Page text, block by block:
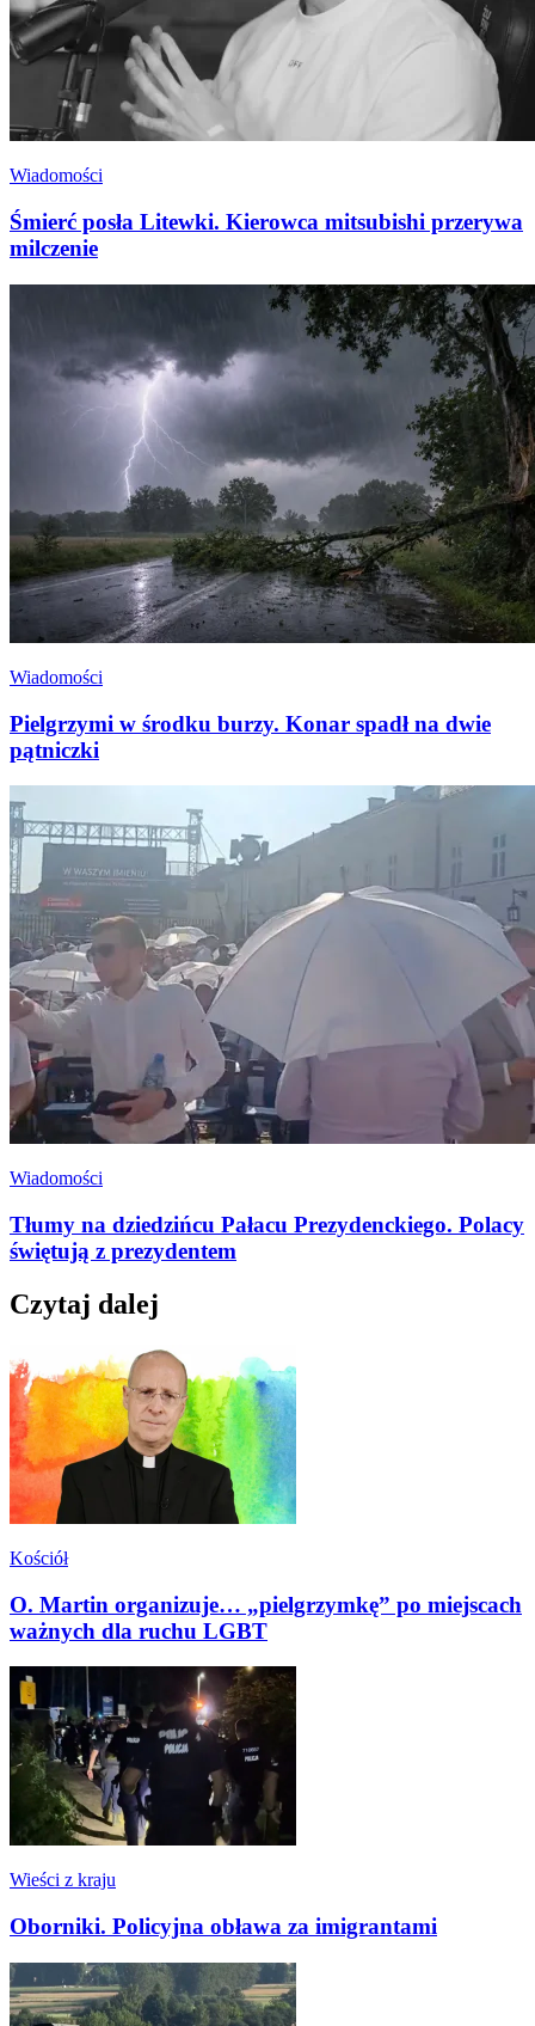
Wiadomości
Śmierć posła Litewki. Kierowca mitsubishi przerywa
milczenie
Wiadomości
Pielgrzymi w środku burzy. Konar spadł na dwie
pątniczki
Wiadomości
Tłumy na dziedzińcu Pałacu Prezydenckiego. Polacy
świętują z prezydentem
Czytaj dalej
Kościół
O. Martin organizuje… „pielgrzymkę” po miejscach
ważnych dla ruchu LGBT
Wieści z kraju
Oborniki. Policyjna obława za imigrantami